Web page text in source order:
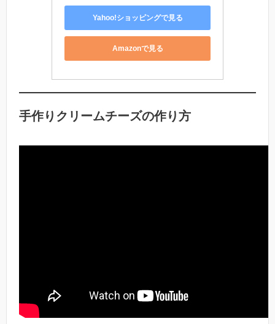
Yahoo!ショッピングで見る
Amazonで見る
手作りクリームチーズの作り方